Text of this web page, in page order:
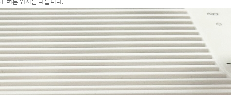
버튼 위치는 다릅니다.